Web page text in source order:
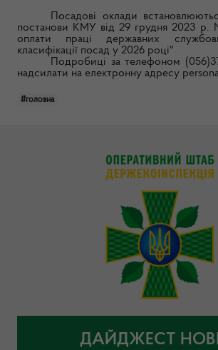
Посадові оклади
постанови КМУ від 29 грудня 2023 р.
оплати праці державних
класифікації посад у 2026 році"
Подробиці за телефоном
надсилати на електронну адресу
#головна
ДАЙДЖЕСТ